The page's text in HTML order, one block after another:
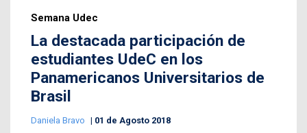
Semana Udec
La destacada participación de
estudiantes UdeC en los
Panamericanos Universitarios de
Brasil
Daniela Bravo 01 de Agosto 2018